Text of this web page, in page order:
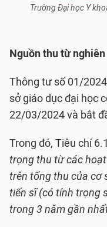
Trường Đại học Y
Nguồn thu từ
Thông tư số 01/
sở giáo dục đại học
22/03/2024 và bắt
Trong đó, Tiêu chí
trọng thu từ các
trên tổng thu của cơ
tiến sĩ (có tính trọng
trong 3 năm gần